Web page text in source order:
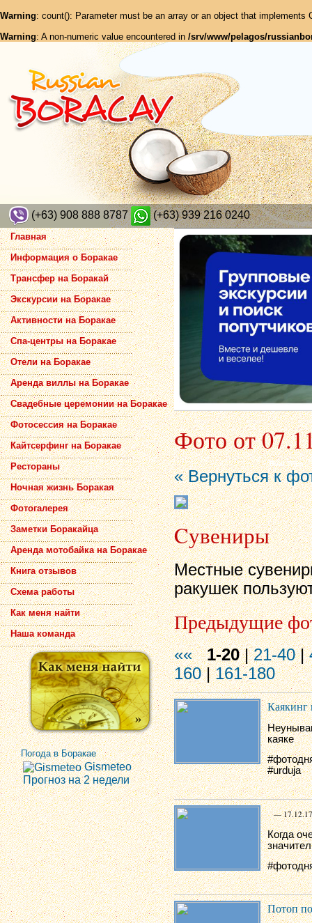
Warning: count(): Parameter must be an array or an object that implements
Warning: A non-numeric value encountered in /srv/www/pelagos/
(+63) 908 888 8787 (+63) 939 216 0240
Главная
Информация о Боракае
Трансфер на Боракай
Экскурсии на Боракае
Активности на Боракае
Спа-центры на Боракае
Отели на Боракае
Аренда виллы на Боракае
Свадебные церемонии на Боракае
Фотосессия на Боракае
Кайтсерфинг на Боракае
Рестораны
Ночная жизнь Боракая
Фотогалерея
Заметки Боракайца
Аренда мотобайка на Боракае
Книга отзывов
Схема работы
Как меня найти
Наша команда
Погода в Боракае
Gismeteo
Прогноз на 2 недели
Фото от
« Вернуться к
Cувениры
Местные
ракушек
Предыдущие
«« 1-20|21-40|
160|161-180
Каякинг
каяке
#urduja
—
Когда
Потоп